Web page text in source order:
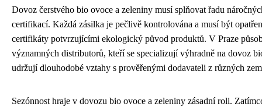
Dovoz čerstvého bio ovoce a zeleniny musí splňovat řadu
certifikací. Každá zásilka je pečlivě kontrolována a musí být
certifikáty potvrzujícími ekologický původ produktů. V Praze
významných distributorů, kteří se specializují výhradně na dovoz
udržují dlouhodobé vztahy s prověřenými dodavateli z různých
Sezónnost hraje v dovozu bio ovoce a zeleniny zásadní roli.